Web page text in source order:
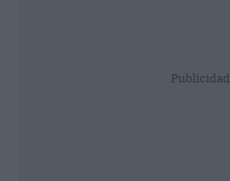
Publicidad